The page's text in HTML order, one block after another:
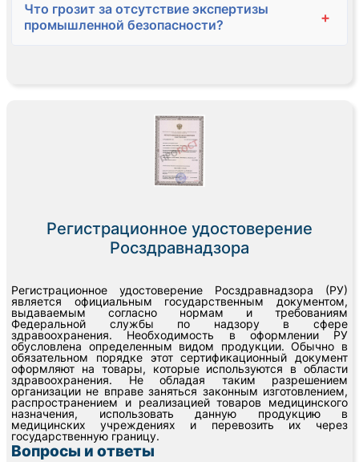
Что грозит за отсутствие экспертизы
промышленной безопасности?
+
Регистрационное удостоверение
Росздравнадзора
Регистрационное удостоверение Росздравнадзора (РУ)
является официальным государственным документом,
выдаваемым согласно нормам и требованиям
Федеральной службы по надзору в сфере
здравоохранения. Необходимость в оформлении РУ
обусловлена определенным видом продукции. Обычно в
обязательном порядке этот сертификационный документ
оформляют на товары, которые используются в области
здравоохранения. Не обладая таким разрешением
организации не вправе заняться законным изготовлением,
распространением и реализацией товаров медицинского
назначения, использовать данную продукцию в
медицинских учреждениях и перевозить их через
государственную границу.
Вопросы и ответы